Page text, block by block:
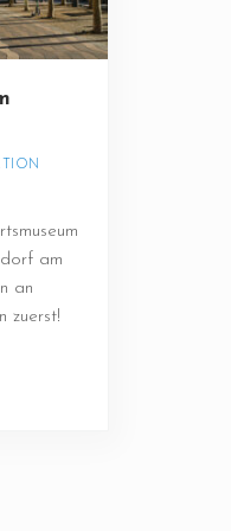
am
an
zuerst!